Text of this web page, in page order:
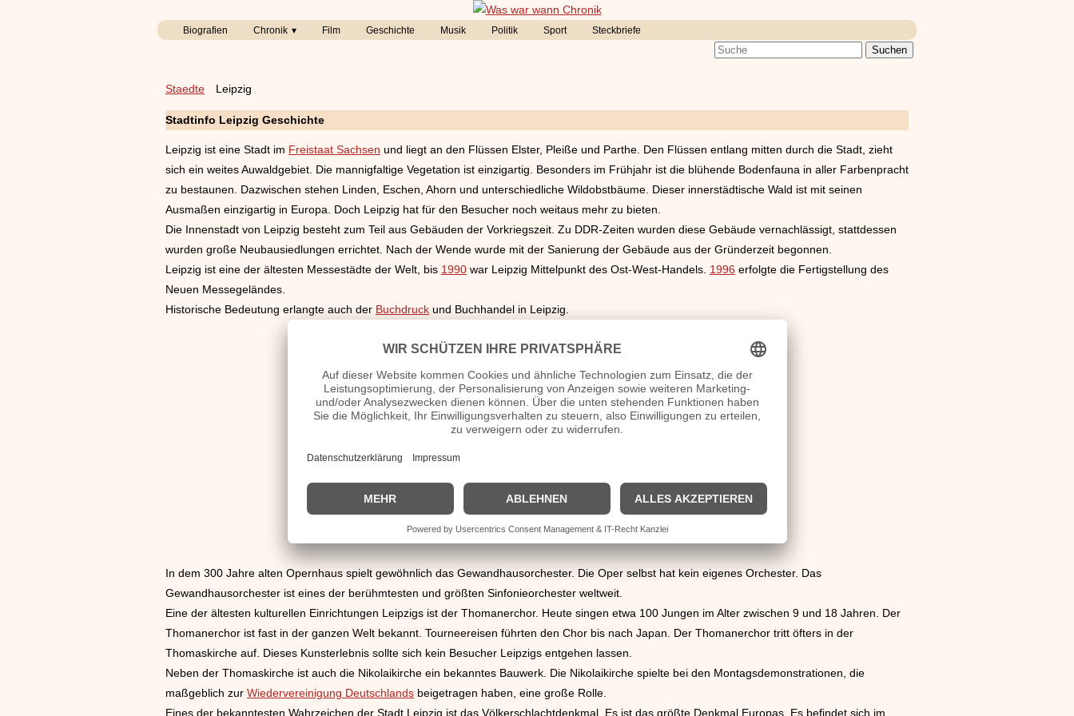
Biografien Chronik Film Geschichte Musik Politik Sport Steckbriefe
Staedte Leipzig
Stadtinfo Leipzig Geschichte
Leipzig ist eine Stadt im Freistaat Sachsen und liegt an den Flüssen Elster, Pleiße und Parthe. Den Flüssen entlang mitten durch die Stadt, zieht
sich ein weites Auwaldgebiet. Die mannigfaltige Vegetation ist einzigartig. Besonders im Frühjahr ist die blühende Bodenfauna in aller Farbenpracht
zu bestaunen. Dazwischen stehen Linden, Eschen, Ahorn und unterschiedliche Wildobstbäume. Dieser innerstädtische Wald ist mit seinen
Ausmaßen einzigartig in Europa. Doch Leipzig hat für den Besucher noch weitaus mehr zu bieten.
Die Innenstadt von Leipzig besteht zum Teil aus Gebäuden der Vorkriegszeit. Zu DDR-Zeiten wurden diese Gebäude vernachlässigt, stattdessen
wurden große Neubausiedlungen errichtet. Nach der Wende wurde mit der Sanierung der Gebäude aus der Gründerzeit begonnen.
Leipzig ist eine der ältesten Messestädte der Welt, bis 1990 war Leipzig Mittelpunkt des Ost-West-Handels. 1996 erfolgte die Fertigstellung des
Neuen Messegeländes.
Historische Bedeutung erlangte auch der Buchdruck und Buchhandel in Leipzig.
In dem 300 Jahre alten Opernhaus spielt gewöhnlich das Gewandhausorchester. Die Oper selbst hat kein eigenes Orchester. Das
Gewandhausorchester ist eines der berühmtesten und größten Sinfonieorchester weltweit.
Eine der ältesten kulturellen Einrichtungen Leipzigs ist der Thomanerchor. Heute singen etwa 100 Jungen im Alter zwischen 9 und 18 Jahren. Der
Thomanerchor ist fast in der ganzen Welt bekannt. Tourneereisen führten den Chor bis nach Japan. Der Thomanerchor tritt öfters in der
Thomaskirche auf. Dieses Kunsterlebnis sollte sich kein Besucher Leipzigs entgehen lassen.
Neben der Thomaskirche ist auch die Nikolaikirche ein bekanntes Bauwerk. Die Nikolaikirche spielte bei den Montagsdemonstrationen, die
maßgeblich zur Wiedervereinigung Deutschlands beigetragen haben, eine große Rolle.
Eines der bekanntesten Wahrzeichen der Stadt Leipzig ist das Völkerschlachtdenkmal. Es ist das größte Denkmal Europas. Es befindet sich im